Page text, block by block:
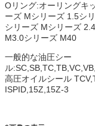
Oリング:オーリングキ
ーズ Mシリーズ 1.5シ
シリーズ Mシリーズ
M3.0シリーズ M40
一般的な油圧シー
ル
高圧オイルシール
ISPID,15Z,15Z-3